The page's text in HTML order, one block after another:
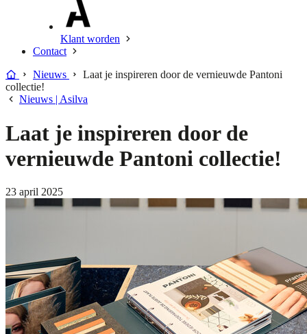
Klant worden
Contact
Nieuws
Laat je inspireren door de vernieuwde Pantoni
collectie!
Nieuws | Asilva
Laat je inspireren door de
vernieuwde Pantoni collectie!
23 april 2025